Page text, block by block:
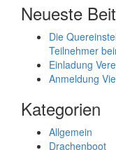
Neueste
Die
Teilnehmer
Einladung
Anmeldung
Kategorien
Allgemein
Drachenboot